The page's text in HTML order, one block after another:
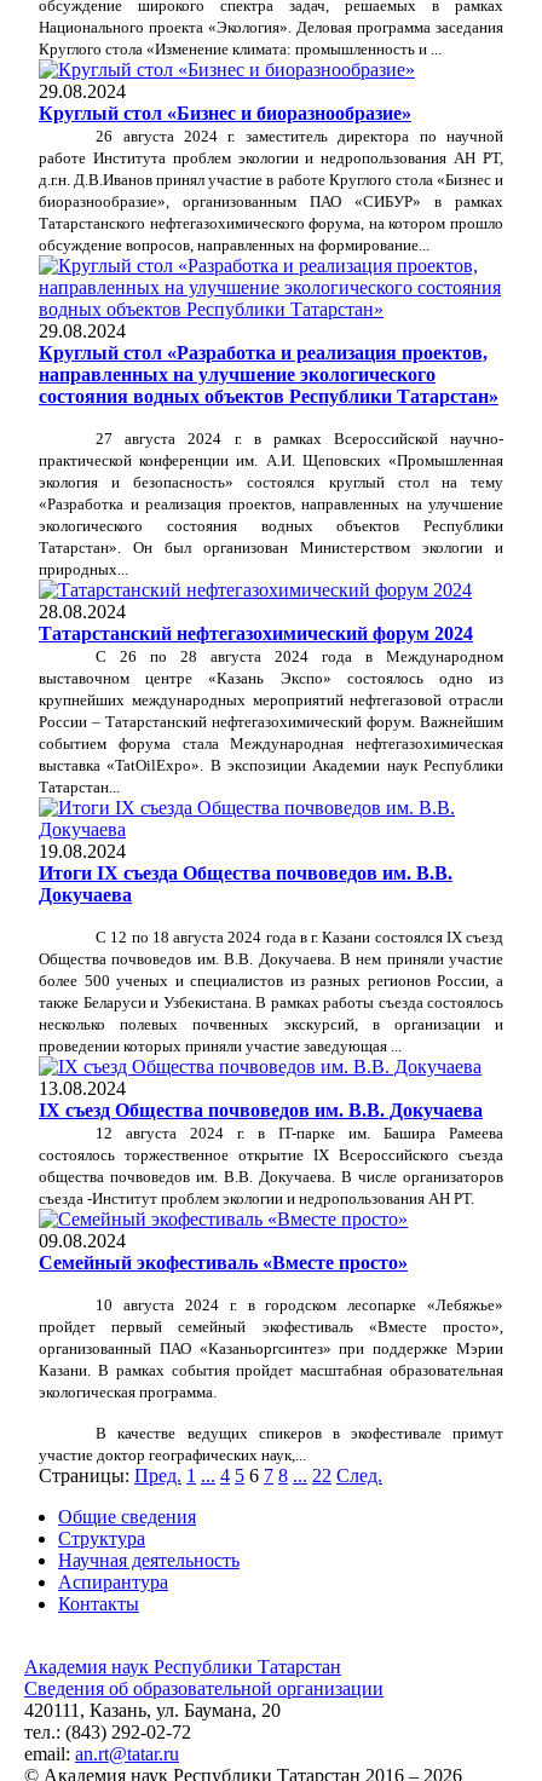
обсуждение широкого спектра задач, решаемых в рамках
Национального проекта «Экология». Деловая программа заседания
Круглого стола «Изменение климата: промышленность и ...
29.08.2024
Круглый стол «Бизнес и биоразнообразие»
26 августа 2024 г. заместитель директора по научной
работе Института проблем экологии и недропользования АН РТ,
д.г.н. Д.В.Иванов принял участие в работе Круглого стола «Бизнес и
биоразнообразие», организованным ПАО «СИБУР» в рамках
Татарстанского нефтегазохимического форума, на котором прошло
обсуждение вопросов, направленных на формирование...
29.08.2024
Круглый стол «Разработка и реализация проектов,
направленных на улучшение экологического
состояния водных объектов Республики Татарстан»
27 августа 2024 г. в рамках Всероссийской научно-
практической конференции им. А.И. Щеповских «Промышленная
экология и безопасность» состоялся круглый стол на тему
«Разработка и реализация проектов, направленных на улучшение
экологического состояния водных объектов Республики
Татарстан». Он был организован Министерством экологии и
природных...
28.08.2024
Татарстанский нефтегазохимический форум 2024
С 26 по 28 августа 2024 года в Международном
выставочном центре «Казань Экспо» состоялось одно из
крупнейших международных мероприятий нефтегазовой отрасли
России ‒ Татарстанский нефтегазохимический форум. Важнейшим
событием форума стала Международная нефтегазохимическая
выставка «TatOilExpo». В экспозиции Академии наук Республики
Татарстан...
19.08.2024
Итоги IX съезда Общества почвоведов им. В.В.
Докучаева
С 12 по 18 августа 2024 года в г. Казани состоялся IX съезд
Общества почвоведов им. В.В. Докучаева. В нем приняли участие
более 500 ученых и специалистов из разных регионов России, а
также Беларуси и Узбекистана. В рамках работы съезда состоялось
несколько полевых почвенных экскурсий, в организации и
проведении которых приняли участие заведующая ...
13.08.2024
IX съезд Общества почвоведов им. В.В. Докучаева
12 августа 2024 г. в IT-парке им. Башира Рамеева
состоялось торжественное открытие IX Всероссийского съезда
общества почвоведов им. В.В. Докучаева. В числе организаторов
съезда -Институт проблем экологии и недропользования АН РТ.
09.08.2024
Семейный экофестиваль «Вместе просто»
10 августа 2024 г. в городском лесопарке «Лебяжье»
пройдет первый семейный экофестиваль «Вместе просто»,
организованный ПАО «Казаньоргсинтез» при поддержке Мэрии
Казани. В рамках события пройдет масштабная образовательная
экологическая программа.
В качестве ведущих спикеров в экофестивале примут
участие доктор географических наук,...
Страницы: Пред. 1 ... 4 5 6 7 8 ... 22 След.
Общие сведения
Структура
Научная деятельность
Аспирантура
Контакты
Академия наук Республики Татарстан
Сведения об образовательной организации
420111, Казань, ул. Баумана, 20
тел.: (843) 292-02-72
email: an.rt@tatar.ru
© Академия наук Республики Татарстан 2016 – 2026